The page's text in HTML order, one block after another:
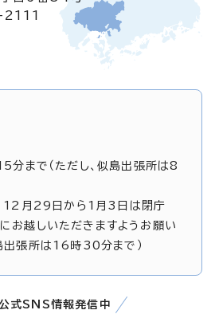
2111
まで（ただし、似島出張所は8
12月29日から1月3日は閉庁
お越しいただきますようお願い
島出張所は16時30分まで）
式SNS情報発信中